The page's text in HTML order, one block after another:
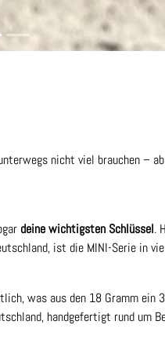
nicht viel brauchen –
deine wichtigsten Schlüssel.
ist die MINI-Serie in
was aus den 18 Gramm ein
handgefertigt rund um